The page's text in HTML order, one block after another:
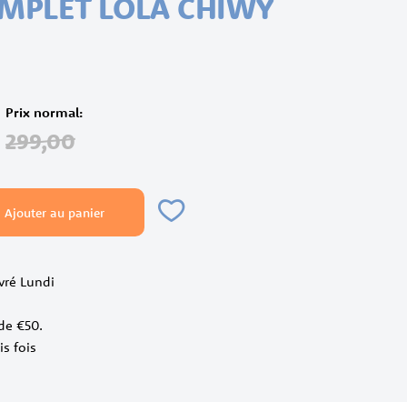
Prix normal
299,00
Ajouter au panier
Lundi
€50.
fois